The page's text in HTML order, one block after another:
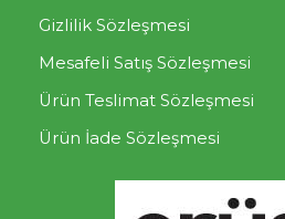
Gizlilik Sözleşmesi
Mesafeli Satış Sözleşmesi
Ürün Teslimat Sözleşmesi
Ürün İade Sözleşmesi